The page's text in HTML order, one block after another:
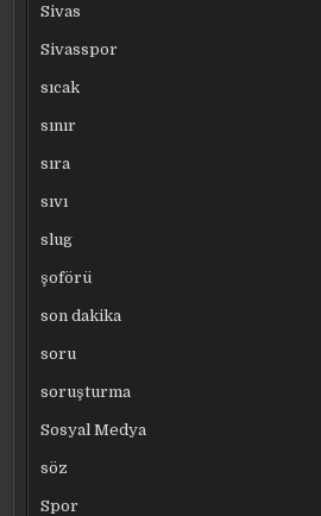
Sivas
Sivasspor
sıcak
sınır
sıra
sıvı
slug
şoförü
son dakika
soru
soruşturma
Sosyal Medya
söz
Spor